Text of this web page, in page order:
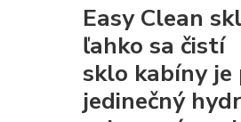
Easy Clean
ľahko sa čistí
sklo kabíny
jedinečný